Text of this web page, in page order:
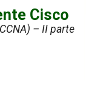
Cisco
– II parte